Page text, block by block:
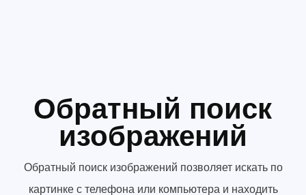
Обратный поиск
изображений
Обратный поиск изображений позволяет искать по
картинке с телефона или компьютера и находить